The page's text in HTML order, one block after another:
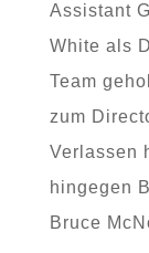
Assistant
White als
Team
zum
Verlassen
hingegen
Bruce